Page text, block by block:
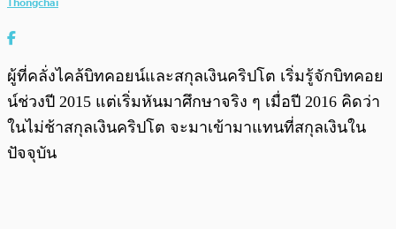
ผู้ที่คลั่งไคล้บิทคอยน์และสกุลเงินคริปโต เริ่มรู้จักบิทคอย
น์ช่วงปี 2015 แต่เริ่มหันมาศึกษาจริง ๆ เมื่อปี 2016 คิดว่า
ในไม่ช้าสกุลเงินคริปโต จะมาเข้ามาแทนที่สกุลเงินใน
ปัจจุบัน